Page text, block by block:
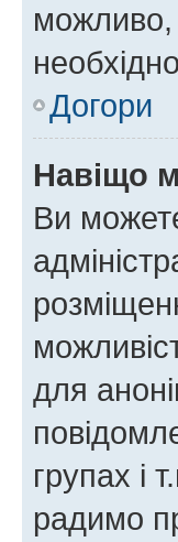
можливо,
Догори
Навіщо
Ви
для
групах і
радимо